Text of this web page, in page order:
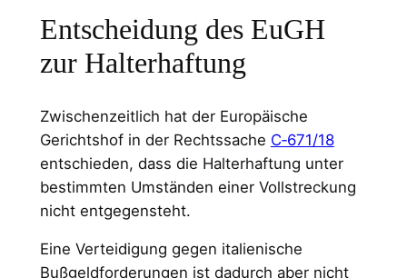
Entscheidung des EuGH
zur Halterhaftung
Zwischenzeitlich hat der Europäische
Gerichtshof in der Rechtssache C‑671/18
entschieden, dass die Halterhaftung unter
bestimmten Umständen einer Vollstreckung
nicht entgegensteht.
Eine Verteidigung gegen italienische
Bußgeldforderungen ist dadurch aber nicht